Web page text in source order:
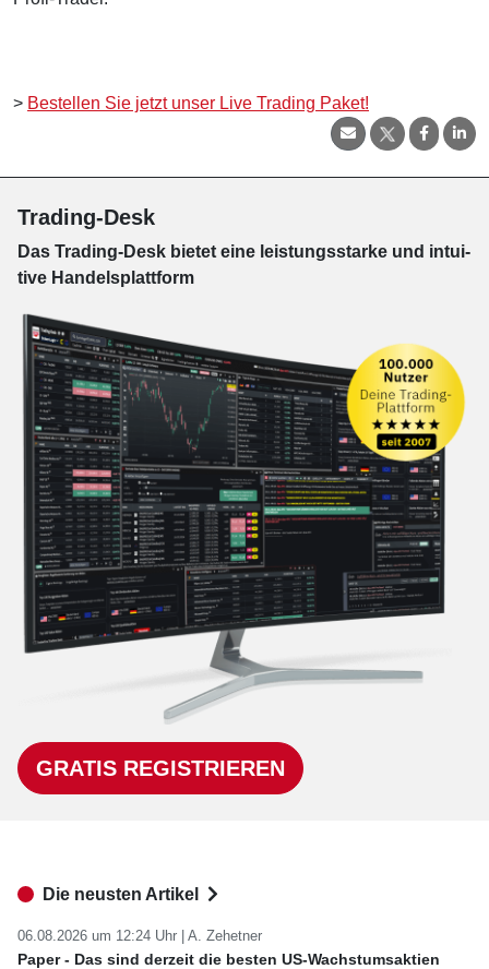
> Bestellen Sie jetzt unser Live Trading Paket!
Trading-Desk
Das Trading-Desk bie­tet eine leis­tungs­star­ke und in­tui­
tive Han­dels­platt­form
GRATIS REGISTRIEREN
Die neusten Artikel
06.08.2026 um 12:24 Uhr | A. Zehetner
Paper - Das sind derzeit die besten US-Wachstumsaktien